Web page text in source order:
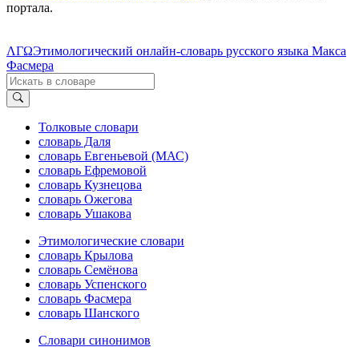
портала.
ΛΓΩЭтимологический онлайн-словарь русского языка Макса
Фасмера
Толковые словари
словарь Даля
словарь Евгеньевой (МАС)
словарь Ефремовой
словарь Кузнецова
словарь Ожегова
словарь Ушакова
Этимологические словари
словарь Крылова
словарь Семёнова
словарь Успенского
словарь Фасмера
словарь Шанского
Словари синонимов